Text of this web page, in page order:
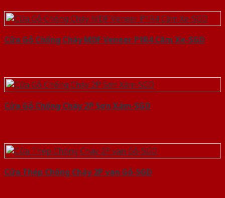
Cửa Gỗ Chống Cháy MDF Veneer P1R4 Căm Xe-SGD
Cửa Gỗ Chống Cháy 2P Sơn Xám-SGD
Cửa Thép Chống Cháy 2P van Gỗ-SGD